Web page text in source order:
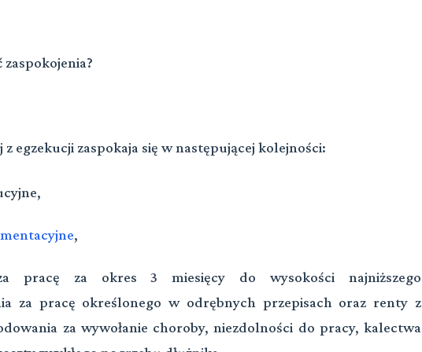
zaspokojenia?
egzekucji zaspokaja się w następującej kolejności:
,
pracę za okres 3 miesięcy do wysokości najniższego
za pracę określonego w odrębnych przepisach oraz renty z
za wywołanie choroby, niezdolności do pracy, kalectwa